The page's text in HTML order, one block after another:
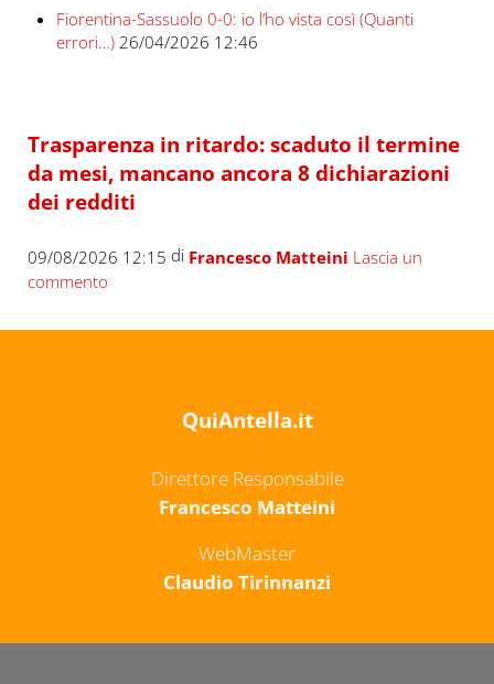
Fiorentina-Sassuolo 0-0: io l’ho vista così (Quanti
errori…) 26/04/2026 12:46
Trasparenza in ritardo: scaduto il termine
da mesi, mancano ancora 8 dichiarazioni
dei redditi
09/08/2026 12:15 di Francesco Matteini Lascia un
commento
QuiAntella.it
Direttore Responsabile
Francesco Matteini
WebMaster
Claudio Tirinnanzi